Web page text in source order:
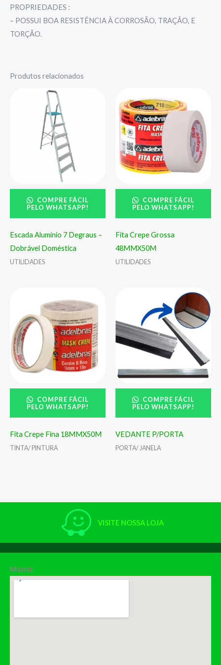
PROPRIEDADES :
– POSSUI BOA RESISTÊNCIA À CORROSÃO, TRAÇÃO, E
TORÇÃO.
Produtos relacionados
COMPRE FÁCIL
PELO WHATSAPP!
Escada Alumínio 7 Degraus –
Dobrável Doméstica
UTILIDADES
COMPRE FÁCIL
PELO WHATSAPP!
Fita Crepe Grossa
48MMX50M
UTILIDADES
COMPRE FÁCIL
PELO WHATSAPP!
Fita Crepe Fina 18MMX50M
TINTA/ PINTURA
COMPRE FÁCIL
PELO WHATSAPP!
VEDANTE P/PORTA
PORTA/ JANELA
VISITE NOSSA LOJA
Matriz